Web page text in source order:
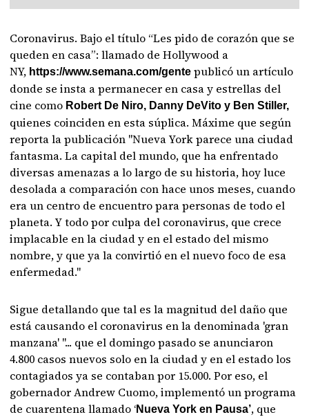
Coronavirus. Bajo el título “Les pido de corazón que se
queden en casa”: llamado de Hollywood a
NY, https://www.semana.com/gente publicó un artículo
donde se insta a permanecer en casa y estrellas del
cine como Robert De Niro, Danny DeVito y Ben Stiller,
quienes coinciden en esta súplica. Máxime que según
reporta la publicación "Nueva York parece una ciudad
fantasma. La capital del mundo, que ha enfrentado
diversas amenazas a lo largo de su historia, hoy luce
desolada a comparación con hace unos meses, cuando
era un centro de encuentro para personas de todo el
planeta. Y todo por culpa del coronavirus, que crece
implacable en la ciudad y en el estado del mismo
nombre, y que ya la convirtió en el nuevo foco de esa
enfermedad."
Sigue detallando que tal es la magnitud del daño que
está causando el coronavirus en la denominada 'gran
manzana' "... que el domingo pasado se anunciaron
4.800 casos nuevos solo en la ciudad y en el estado los
contagiados ya se contaban por 15.000. Por eso, el
gobernador Andrew Cuomo, implementó un programa
de cuarentena llamado ‘Nueva York en Pausa’, que